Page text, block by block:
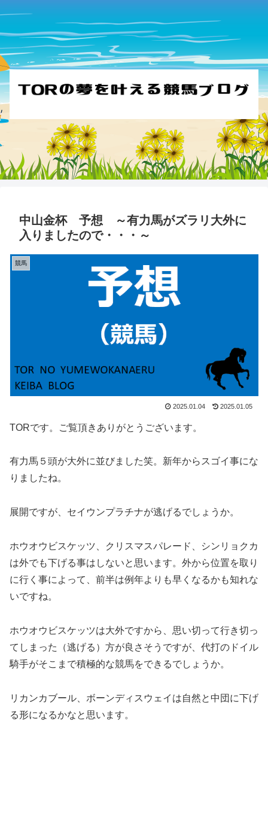
中山金杯 予想 ～有力馬がズラリ大外に
入りましたので・・・～
競馬
2025.01.04 2025.01.05
TORです。ご覧頂きありがとうございます。
有力馬５頭が大外に並びました笑。新年からスゴイ事にな
りましたね。
展開ですが、セイウンプラチナが逃げるでしょうか。
ホウオウビスケッツ、クリスマスパレード、シンリョクカ
は外でも下げる事はしないと思います。外から位置を取り
に行く事によって、前半は例年よりも早くなるかも知れな
いですね。
ホウオウビスケッツは大外ですから、思い切って行き切っ
てしまった（逃げる）方が良さそうですが、代打のドイル
騎手がそこまで積極的な競馬をできるでしょうか。
リカンカブール、ボーンディスウェイは自然と中団に下げ
る形になるかなと思います。